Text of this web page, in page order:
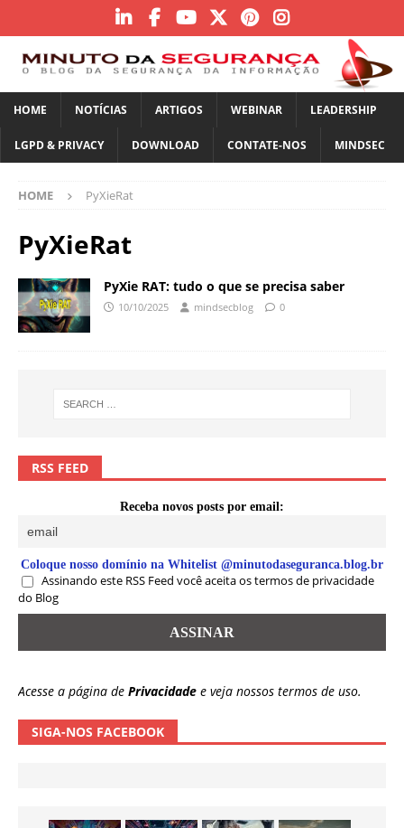
HOME NOTÍCIAS ARTIGOS WEBINAR LEADERSHIP
LGPD & PRIVACY DOWNLOAD CONTATE-NOS MINDSEC
HOME PyXieRat
PyXieRat
PyXie RAT: tudo o que se precisa saber
10/10/2025 mindsecblog 0
RSS FEED
Receba novos posts por email:
Coloque nosso domínio na Whitelist @minutodaseguranca.blog.br
Assinando este RSS Feed você aceita os termos de privacidade
do Blog
Acesse a página de Privacidade e veja nossos termos de uso.
SIGA-NOS FACEBOOK